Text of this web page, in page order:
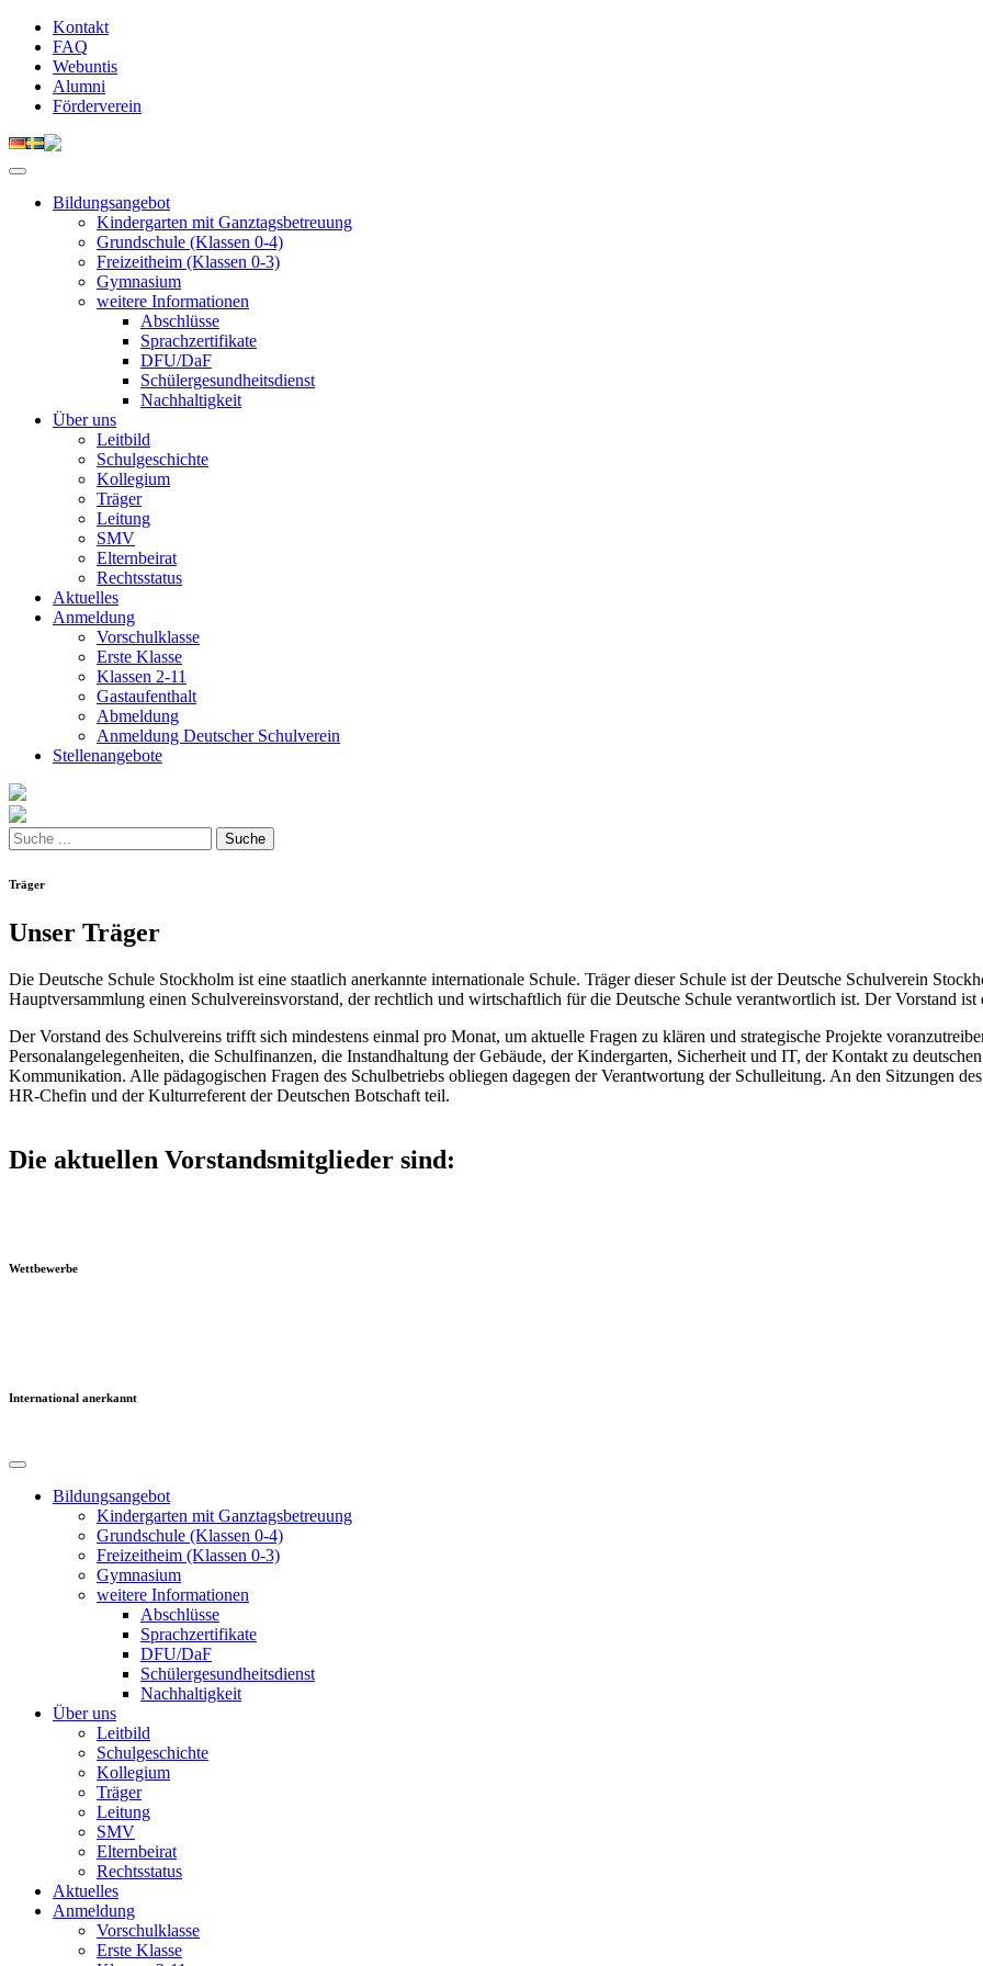
Kontakt
FAQ
Webuntis
Alumni
Förderverein
Bildungsangebot
Kindergarten mit Ganztagsbetreuung
Grundschule (Klassen 0-4)
Freizeitheim (Klassen 0-3)
Gymnasium
weitere Informationen
Abschlüsse
Sprachzertifikate
DFU/DaF
Schülergesundheitsdienst
Nachhaltigkeit
Über uns
Leitbild
Schulgeschichte
Kollegium
Träger
Leitung
SMV
Elternbeirat
Rechtsstatus
Aktuelles
Anmeldung
Vorschulklasse
Erste Klasse
Klassen 2-11
Gastaufenthalt
Abmeldung
Anmeldung Deutscher Schulverein
Stellenangebote
Träger
Unser Träger
Die Deutsche Schule Stockholm ist eine staatlich anerkannte internationale Schule. Träger dieser Schule ist der Deutsche Schulverein
Hauptversammlung einen Schulvereinsvorstand, der rechtlich und wirtschaftlich für die Deutsche Schule verantwortlich ist. Der Vorstand ist
Der Vorstand des Schulvereins trifft sich mindestens einmal pro Monat, um aktuelle Fragen zu klären und strategische Projekte
Personalangelegenheiten, die Schulfinanzen, die Instandhaltung der Gebäude, der Kindergarten, Sicherheit und IT, der Kontakt zu
Kommunikation. Alle pädagogischen Fragen des Schulbetriebs obliegen dagegen der Verantwortung der Schulleitung. An den Sitzungen
HR-Chefin und der Kulturreferent der Deutschen Botschaft teil.
Die aktuellen Vorstandsmitglieder sind:
Wettbewerbe
International anerkannt
Bildungsangebot
Kindergarten mit Ganztagsbetreuung
Grundschule (Klassen 0-4)
Freizeitheim (Klassen 0-3)
Gymnasium
weitere Informationen
Abschlüsse
Sprachzertifikate
DFU/DaF
Schülergesundheitsdienst
Nachhaltigkeit
Über uns
Leitbild
Schulgeschichte
Kollegium
Träger
Leitung
SMV
Elternbeirat
Rechtsstatus
Aktuelles
Anmeldung
Vorschulklasse
Erste Klasse